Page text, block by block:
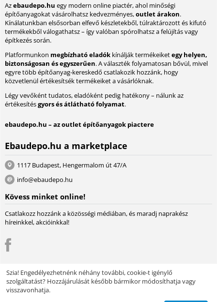
Azebaudepo.hu egy modern online piactér, ahol minőségi
építőanyagokat vásárolhatsz kedvezményes,outlet árakon.
Kínálatunkban elsősorban elfevő készletekből, túlraktározott és kifutó
termékekből válogathatsz – így valóban spórolhatsz a felújítás vagy
építkezés során.
Platformunkon megbízható eladók kínálják termékeiketegy helyen,
biztonságosan és egyszerűen. A választék folyamatosan bővül, mivel
egyre több építőanyag-kereskedő csatlakozik hozzánk, hogy
közvetlenül értékesítsék termékeiket a vásárlóknak.
Légy vevőként tudatos, eladóként pedig hatékony – nálunk az
értékesítésgyors és átlátható folyamat.
ebaudepo.hu – az outlet építőanyagok piactere
Ebaudepo.hu a marketplace
1117 Budapest, Hengermalom út 47/A
info@ebaudepo.hu
Kövess minket online!
Csatlakozz hozzánk a közösségi médiában, és maradj naprakész
híreinkkel, akcióinkkal!
© 2004 - 2026 Lambda Systeme Kft.. A piactér motorja:Multi-Vendor -
Webáruház szoftver
Szia! Engedélyezhetnénk néhány további, cookie-t igénylő
szolgáltatást? Hozzájárulását később bármikor módosíthatja vagy
visszavonhatja.